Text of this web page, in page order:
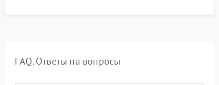
FAQ. Ответы на вопросы